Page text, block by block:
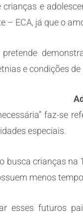
e
– ECA, já que o
e condições de
faz-se
especiais.
busca crianças
menos
esses futuros